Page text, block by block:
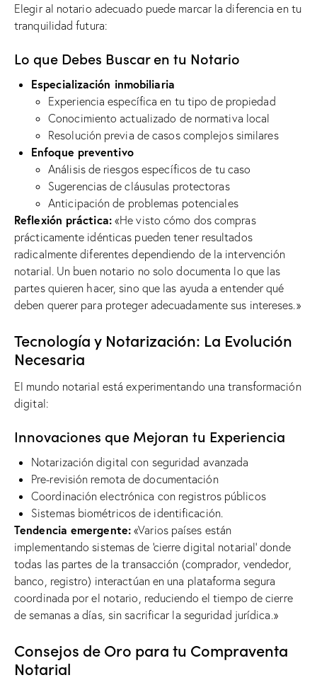
Elegir al notario adecuado puede marcar la diferencia en tu
tranquilidad futura:
Lo que Debes Buscar en tu Notario
Especialización inmobiliaria
Experiencia específica en tu tipo de propiedad
Conocimiento actualizado de normativa local
Resolución previa de casos complejos similares
Enfoque preventivo
Análisis de riesgos específicos de tu caso
Sugerencias de cláusulas protectoras
Anticipación de problemas potenciales
Reflexión práctica:«He visto cómo dos compras
prácticamente idénticas pueden tener resultados
radicalmente diferentes dependiendo de la intervención
notarial. Un buen notario no solo documenta lo que las
partes quieren hacer, sino que las ayuda a entender qué
deben querer para proteger adecuadamente sus intereses.»
Tecnología y Notarización: La Evolución
Necesaria
El mundo notarial está experimentando una transformación
digital:
Innovaciones que Mejoran tu Experiencia
Notarización digital con seguridad avanzada
Pre-revisión remota de documentación
Coordinación electrónica con registros públicos
Sistemas biométricos de identificación.
Tendencia emergente: «Varios países están
implementando sistemas de ‘cierre digital notarial’ donde
todas las partes de la transacción (comprador, vendedor,
banco, registro) interactúan en una plataforma segura
coordinada por el notario, reduciendo el tiempo de cierre
de semanas a días, sin sacrificar la seguridad jurídica.»
Consejos de Oro para tu Compraventa
Notarial